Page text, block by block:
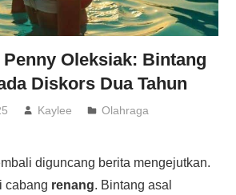
Oleksiak: Bintang
Diskors Dua Tahun
Kaylee Olahraga
diguncang berita mengejutkan.
cabang renang. Bintang asal